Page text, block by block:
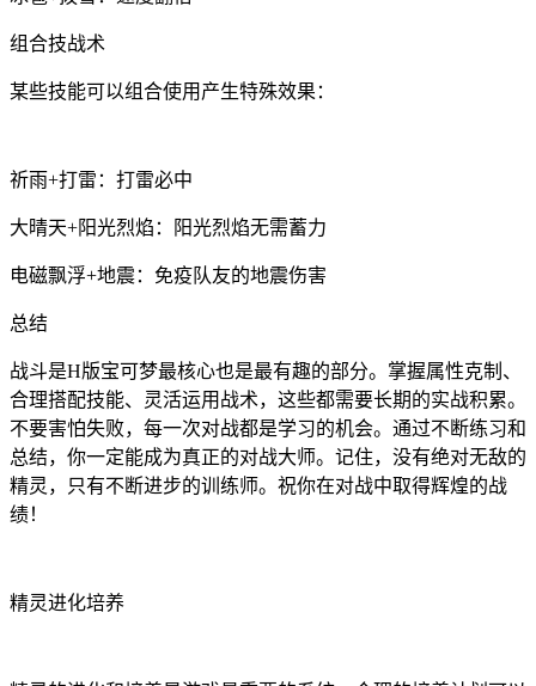
组合技战术
某些技能可以组合使用产生特殊效果：
祈雨+打雷：打雷必中
大晴天+阳光烈焰：阳光烈焰无需蓄力
电磁飘浮+地震：免疫队友的地震伤害
总结
战斗是H版宝可梦最核心也是最有趣的部分。掌握属性克制、
合理搭配技能、灵活运用战术，这些都需要长期的实战积累。
不要害怕失败，每一次对战都是学习的机会。通过不断练习和
总结，你一定能成为真正的对战大师。记住，没有绝对无敌的
精灵，只有不断进步的训练师。祝你在对战中取得辉煌的战
绩！
精灵进化培养